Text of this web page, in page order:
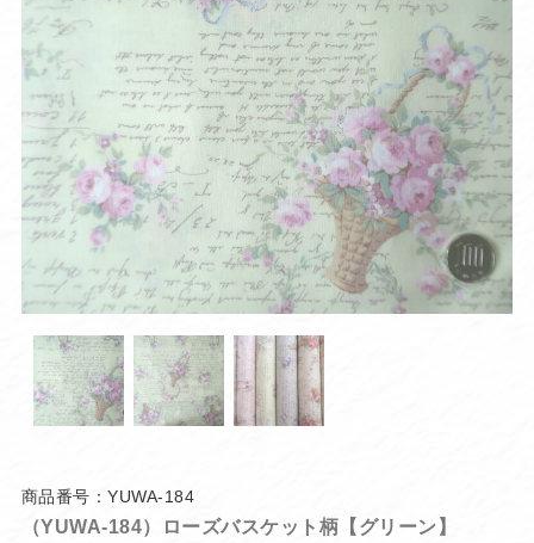
商品番号：YUWA-184
（YUWA-184）ローズバスケット柄【グリーン】